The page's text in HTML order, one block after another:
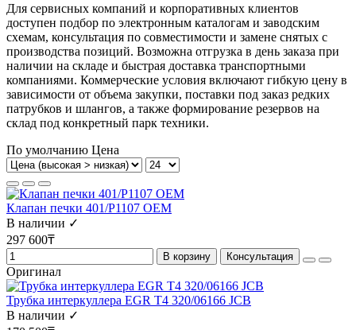
Для сервисных компаний и корпоративных клиентов
доступен подбор по электронным каталогам и заводским
схемам, консультация по совместимости и замене снятых с
производства позиций. Возможна отгрузка в день заказа при
наличии на складе и быстрая доставка транспортными
компаниями. Коммерческие условия включают гибкую цену в
зависимости от объема закупки, поставки под заказ редких
патрубков и шлангов, а также формирование резервов на
склад под конкретный парк техники.
По умолчанию Цена
Клапан печки 401/P1107 OEM
В наличии ✓
297 600₸
В корзину Консультация
Оригинал
Трубка интеркуллера EGR T4 320/06166 JCB
В наличии ✓